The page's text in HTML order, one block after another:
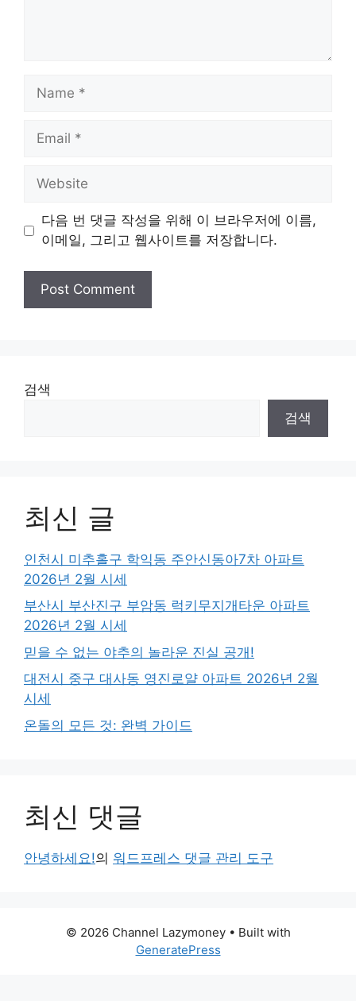
Name
Email
Website
다음 번 댓글 작성을 위해 이 브라우저에 이름,
이메일, 그리고 웹사이트를 저장합니다.
검색
검색
최신 글
인천시 미추홀구 학익동 주안신동아7차 아파트
2026년 2월 시세
부산시 부산진구 부암동 럭키무지개타운 아파트
2026년 2월 시세
믿을 수 없는 야추의 놀라운 진실 공개!
대전시 중구 대사동 영진로얄 아파트 2026년 2월
시세
온돌의 모든 것: 완벽 가이드
최신 댓글
안녕하세요!의 워드프레스 댓글 관리 도구
© 2026 Channel Lazymoney• Built with
GeneratePress